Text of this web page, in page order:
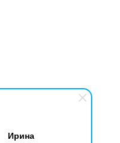
Ирина